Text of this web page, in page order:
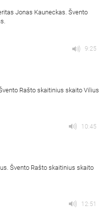
Jonas Kauneckas. Švento
9:25
Rašto skaitinius skaito Vilius
10:45
Švento Rašto skaitinius skaito
12:51